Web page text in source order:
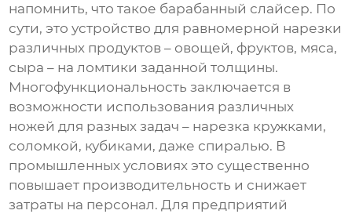
напомнить, что такое барабанный слайсер. По
сути, это устройство для равномерной нарезки
различных продуктов – овощей, фруктов, мяса,
сыра – на ломтики заданной толщины.
Многофункциональность заключается в
возможности использования различных
ножей для разных задач – нарезка кружками,
соломкой, кубиками, даже спиралью. В
промышленных условиях это существенно
повышает производительность и снижает
затраты на персонал. Для предприятий